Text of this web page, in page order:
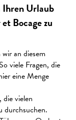
Urlaub
Bocage zu
an diesem
viele Fragen, die
eine Menge
vielen
durchsuchen.